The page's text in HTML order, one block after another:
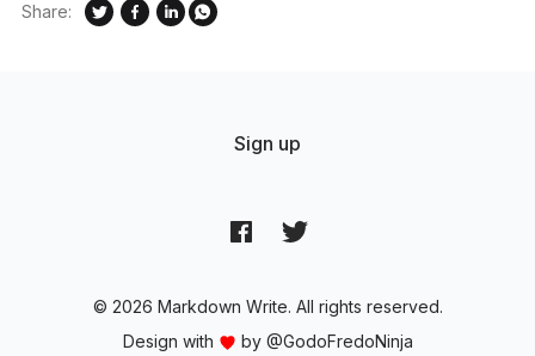
Share:
© 2026 Markdown Write. All rights reserved.
Design with
by @GodoFredoNinja
Sign up